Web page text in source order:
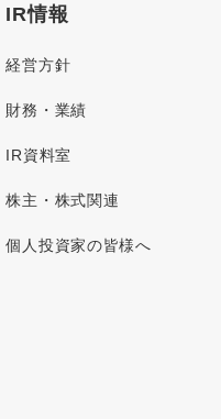
IR情報
経営方針
財務・業績
IR資料室
株主・株式関連
個人投資家の皆様へ